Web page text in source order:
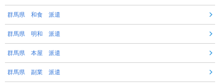
群馬県 和食 派遣
群馬県 明和 派遣
群馬県 本屋 派遣
群馬県 副業 派遣